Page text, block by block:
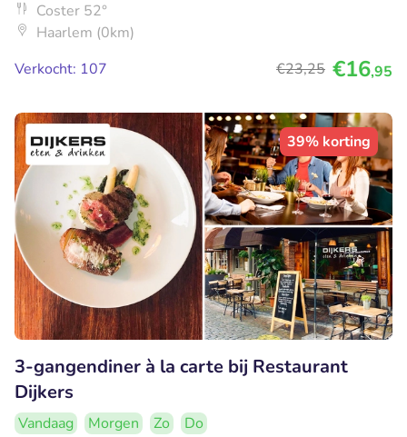
Coster 52°
Haarlem (0km)
Verkocht: 107
€23,25 €16,95
39% korting
3-gangendiner à la carte bij Restaurant
Dijkers
Vandaag Morgen Zo
Do